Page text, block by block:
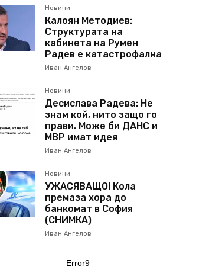
Новини
Калоян Методиев:
Структурата на
кабинета на Румен
Радев е катастрофална
Иван Ангелов
Новини
Десислава Радева: Не
знам кой, нито защо го
прави. Може би ДАНС и
МВР имат идея
Иван Ангелов
Новини
УЖАСЯВАЩО! Кола
премаза хора до
банкомат в София
(СНИМКА)
Иван Ангелов
Error9